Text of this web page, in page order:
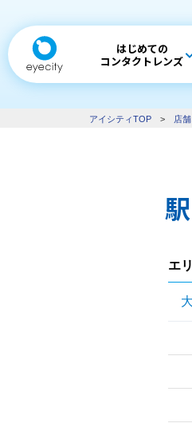
はじめての
コンタクトレンズ
アイシティTOP > 店
エ